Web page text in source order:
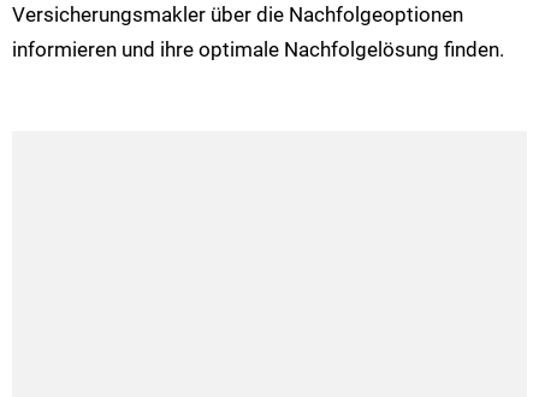
Versicherungsmakler über die Nachfolgeoptionen
informieren und ihre optimale Nachfolgelösung finden.